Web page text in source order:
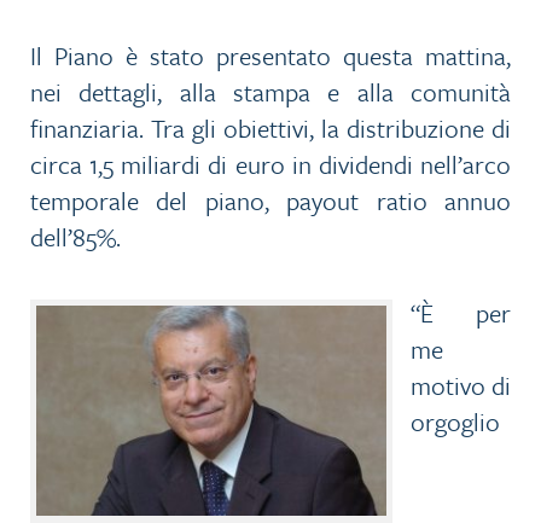
Il Piano è stato presentato questa mattina,
nei dettagli, alla stampa e alla comunità
finanziaria. Tra gli obiettivi, la distribuzione di
circa 1,5 miliardi di euro in dividendi nell’arco
temporale del piano, payout ratio annuo
dell’85%.
“È per
me
motivo di
orgoglio